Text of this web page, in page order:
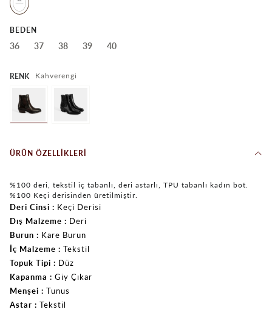
BEDEN
36 37 38 39 40
RENK Kahverengi
ÜRÜN ÖZELLIKLERI
%100 deri, tekstil iç tabanlı, deri astarlı, TPU tabanlı kadın bot.
%100 Keçi derisinden üretilmiştir.
Deri Cinsi
Keçi Derisi
Dış Malzeme
Deri
Burun
Kare Burun
İç Malzeme
Tekstil
Topuk Tipi
Düz
Kapanma
Giy Çıkar
Menşei
Tunus
Astar
Tekstil